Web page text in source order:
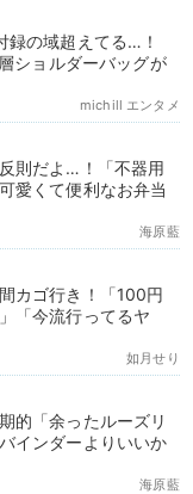
録の域超えてる…！
ショルダーバッグが
michill エンタメ
則だよ…！「不器用
愛くて便利なお弁当
海原藍
カゴ行き！「100円
「今流行ってるヤ
如月せり
的「余ったルーズリ
インダーよりいいか
海原藍